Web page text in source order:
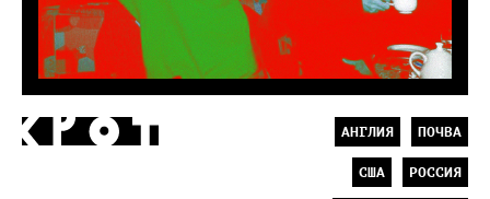
ПОЧВА
АНГЛИЯ
РОССИЯ
США